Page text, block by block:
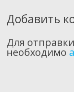
Добавить
Для
необходимо